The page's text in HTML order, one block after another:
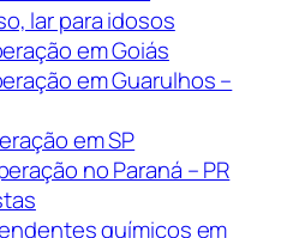
lar para idosos
em Goiás
em Guarulhos –
em SP
no Paraná – PR
químicos em